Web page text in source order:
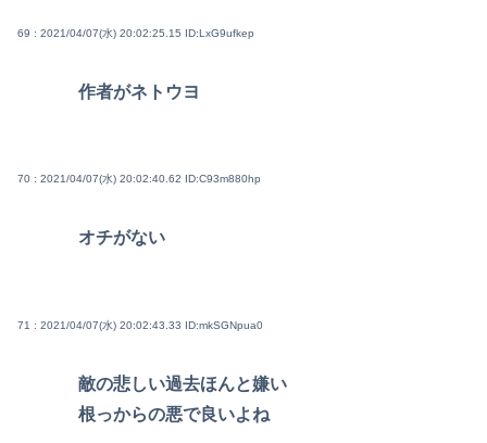
69 : 2021/04/07(水) 20:02:25.15 ID:LxG9ufkep
作者がネトウヨ
70 : 2021/04/07(水) 20:02:40.62 ID:C93m880hp
オチがない
71 : 2021/04/07(水) 20:02:43.33 ID:mkSGNpua0
敵の悲しい過去ほんと嫌い
根っからの悪で良いよね